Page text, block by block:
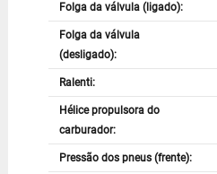
Folga da válvula (ligado):
Folga da válvula
(desligado):
Ralenti:
Hélice propulsora do
carburador:
Pressão dos pneus (frente):